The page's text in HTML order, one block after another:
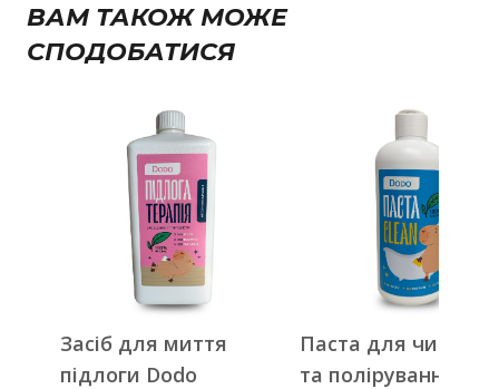
ВАМ ТАКОЖ МОЖЕ
СПОДОБАТИСЯ
Засіб для миття
підлоги Dodo
Паста для
та полірування